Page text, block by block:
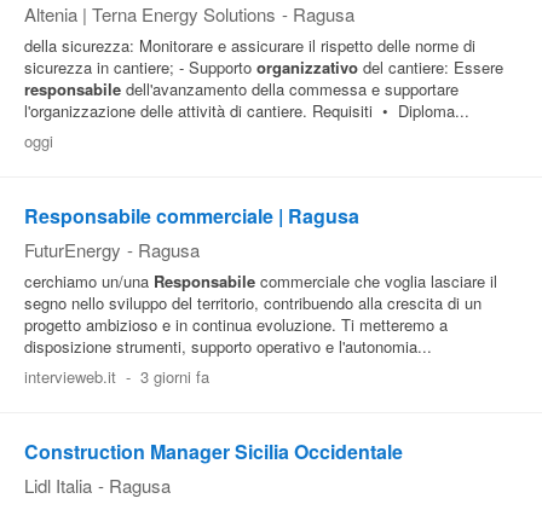
Altenia | Terna Energy Solutions - Ragusa
della sicurezza: Monitorare e assicurare il rispetto delle norme di
sicurezza in cantiere; - Supporto organizzativo del cantiere: Essere
responsabile dell'avanzamento della commessa e supportare
l'organizzazione delle attività di cantiere. Requisiti • Diploma...
oggi
Responsabile commerciale | Ragusa
FuturEnergy - Ragusa
cerchiamo un/una Responsabile commerciale che voglia lasciare il
segno nello sviluppo del territorio, contribuendo alla crescita di un
progetto ambizioso e in continua evoluzione. Ti metteremo a
disposizione strumenti, supporto operativo e l'autonomia...
intervieweb.it - 3 giorni fa
Construction Manager Sicilia Occidentale
Lidl Italia - Ragusa